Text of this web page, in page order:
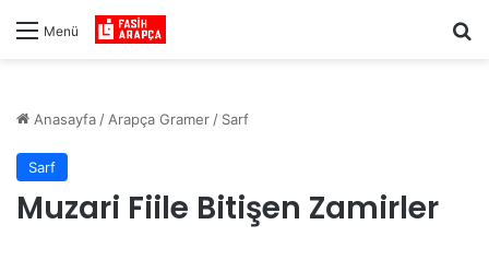
Menü
Anasayfa / Arapça Gramer / Sarf
Sarf
Muzari Fiile Bitişen Zamirler